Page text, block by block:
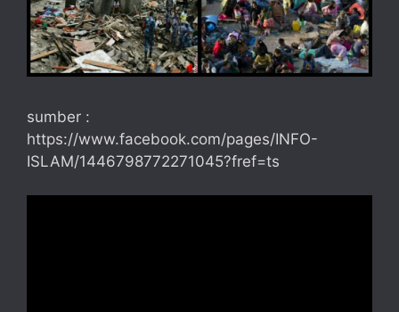
sumber :
https://www.facebook.com/pages/INFO-
ISLAM/1446798772271045?fref=ts